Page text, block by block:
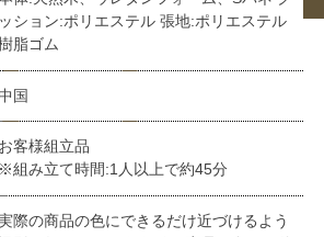
ッション:ポリエステル 張地:ポリエステル
脂ゴム
国
お客様組立品
※組み立て時間:1人以上で約45分
際の商品の色にできるだけ近づけるよう